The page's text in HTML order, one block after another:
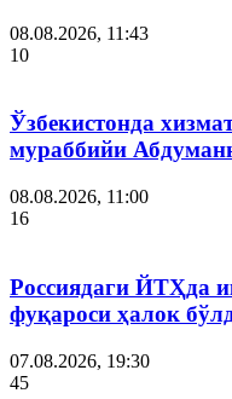
08.08.2026, 11:43
10
Ўзбекистонда
мураббийи
08.08.2026, 11:00
16
Россиядаги ЙТҲда
фуқароси ҳалок
07.08.2026, 19:30
45